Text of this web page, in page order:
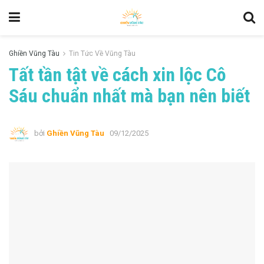
Ghiền Vũng Tàu Tin Tức Về Vũng Tàu
Tất tần tật về cách xin lộc Cô
Sáu chuẩn nhất mà bạn nên biết
bởi Ghiền Vũng Tàu 09/12/2025